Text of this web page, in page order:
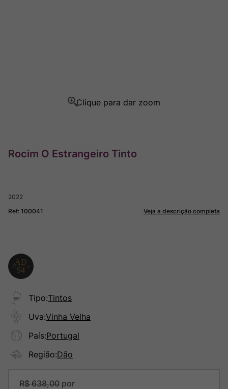
Rocim O Estrangeiro Tinto
2022
Ref: 100041 Veja a descrição completa
Tipo:Tintos
Uva:Vinha Velha
País:Portugal
Região:Dão
R$ 638,00